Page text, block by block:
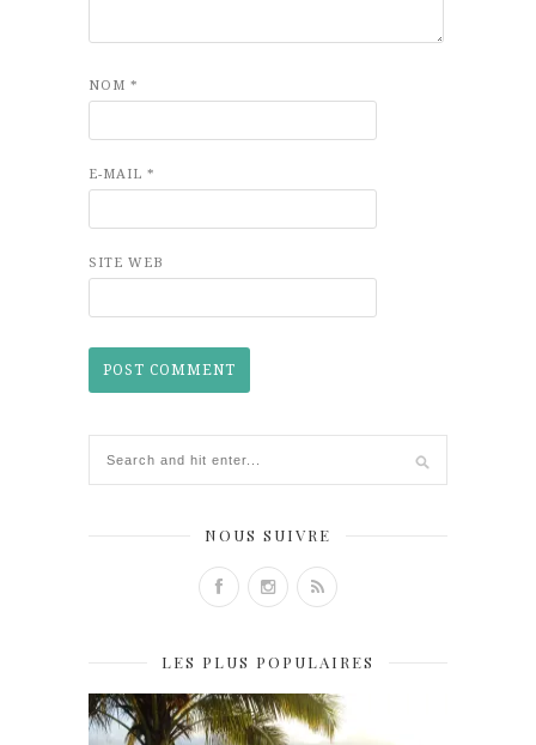
NOM *
E-MAIL *
SITE WEB
NOUS SUIVRE
LES PLUS POPULAIRES